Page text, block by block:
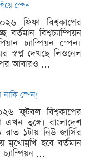
স্পেন
ফিফা বিশ্বকাপের
বিশ্বচ্যাম্পিয়ন
চ্যাম্পিয়ন স্পেন।
স্বপ্ন দেখছে লিওনেল
পর আবারও ...
নাকি স্পেন!
ফুটবল বিশ্বকাপের
এখন তুঙ্গে। বাংলাদেশ
১টায় নিউ জার্সির
মুখোমুখি হবে বর্তমান
চ্যাম্পিয়ন ...